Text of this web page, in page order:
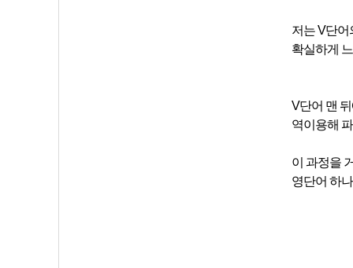
저는 V단어
확실하게
V단어 맨
역이용해
이 과정을
영단어 하